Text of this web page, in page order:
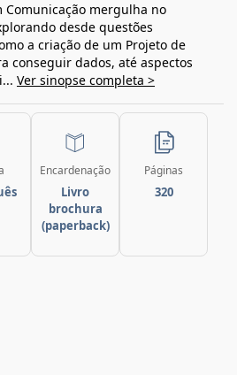
Comunicação mergulha no
desde questões
a criação de um Projeto de
conseguir dados, até aspectos
Ver sinopse completa >
Encardenação
Livro
brochura
(paperback)
Páginas
320